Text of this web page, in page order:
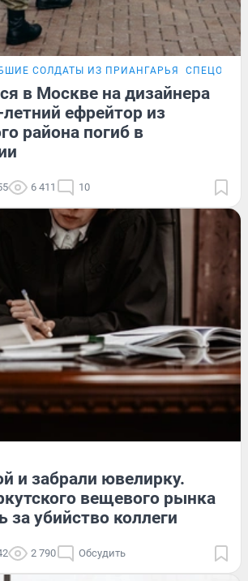
СОЛДАТЫ ИЗ ПРИАНГАРЬЯ
в Москве на дизайнера
ефрейтор из
района погиб в
6 411 10
и забрали ювелирку.
вещевого рынка
за убийство коллеги
2 790 Обсудить